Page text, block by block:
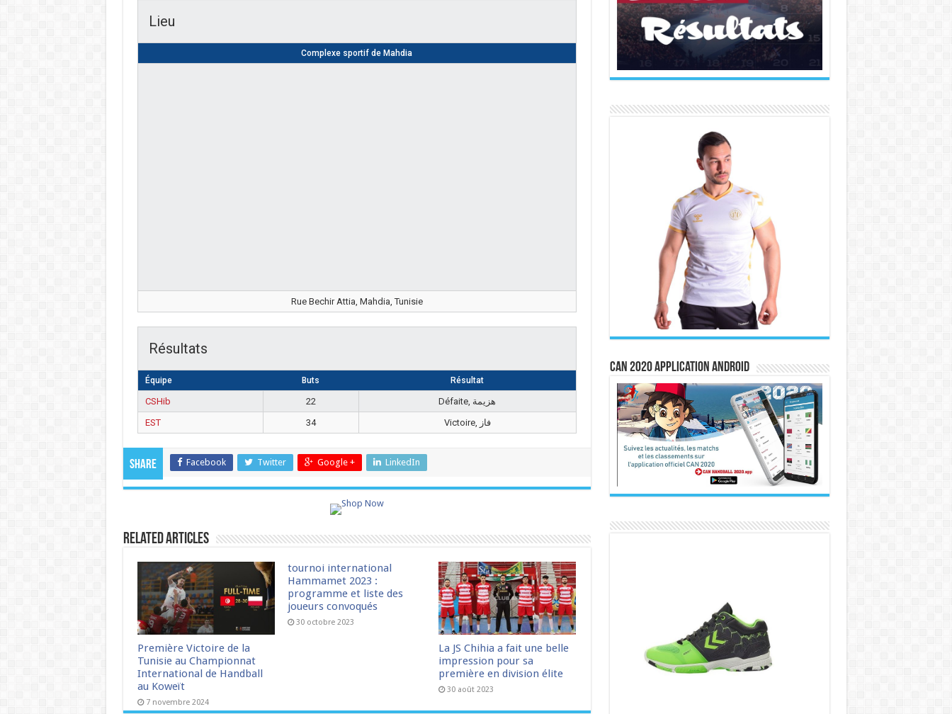
Lieu
Complexe sportif de Mahdia
Rue Bechir Attia, Mahdia, Tunisie
Résultats
Équipe Buts Résultat
CSHib 22
Défaite, هزيمة
EST
34 Victoire, فاز
Share Facebook Twitter Google + LinkedIn
Related Articles
Première Victoire de la
Tunisie au Championnat
International de Handball
au Koweït
7 novembre 2024
tournoi international
Hammamet 2023 :
programme et liste des
joueurs convoqués
30 octobre 2023
La JS Chihia a fait une belle
impression pour sa
première en division élite
30 août 2023
CAN 2020 Application Android